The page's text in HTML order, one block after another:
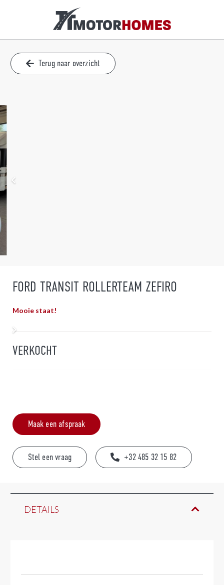
Terug naar overzicht
FORD TRANSIT ROLLERTEAM ZEFIRO
Mooie staat!
VERKOCHT
Maak een afspraak
Stel een vraag +32 485 32 15 82
DETAILS